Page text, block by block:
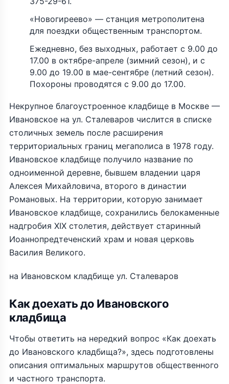
«Новогиреево» — станция метрополитена
для поездки общественным транспортом.
Ежедневно, без выходных, работает с 9.00 до
17.00 в октябре-апреле (зимний сезон), и с
9.00 до 19.00 в мае-сентябре (летний сезон).
Похороны проводятся с 9.00 до 17.00.
Некрупное благоустроенное кладбище в Москве —
Ивановское на ул. Сталеваров числится в списке
столичных земель после расширения
территориальных границ мегаполиса в 1978 году.
Ивановское кладбище получило название по
одноименной деревне, бывшем владении царя
Алексея Михайловича, второго в династии
Романовых. На территории, которую занимает
Ивановское кладбище, сохранились белокаменные
надгробия XIX столетия, действует старинный
Иоаннопредтеченский храм и новая церковь
Василия Великого.
на Ивановском кладбище ул. Сталеваров
Как доехать до Ивановского
кладбища
Чтобы ответить на нередкий вопрос «Как доехать
до Ивановского кладбища?», здесь подготовлены
описания оптимальных маршрутов общественного
и частного транспорта.